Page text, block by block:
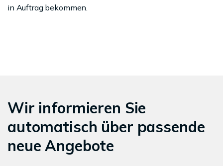
in Auftrag bekommen.
Wir informieren Sie
automatisch über passende
neue Angebote